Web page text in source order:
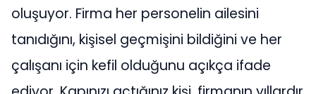
oluşuyor. Firma her personelin ailesini
tanıdığını, kişisel geçmişini bildiğini ve her
çalışanı için kefil olduğunu açıkça ifade